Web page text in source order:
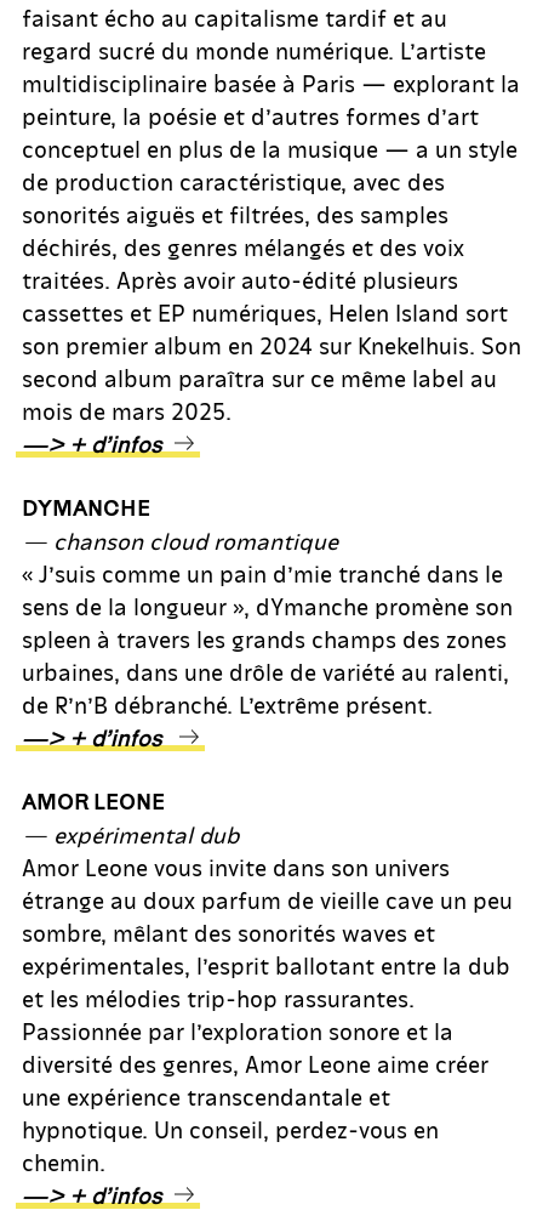
faisant écho au capitalisme tardif et au
regard sucré du monde numérique. L’artiste
multidisciplinaire basée à Paris — explorant la
peinture, la poésie et d’autres formes d’art
conceptuel en plus de la musique — a un style
de production caractéristique, avec des
sonorités aiguës et filtrées, des samples
déchirés, des genres mélangés et des voix
traitées. Après avoir auto-édité plusieurs
cassettes et EP numériques, Helen Island sort
son premier album en 2024 sur Knekelhuis. Son
second album paraîtra sur ce même label au
mois de mars 2025.
—> + d’infos
DYMANCHE
— chanson cloud romantique
« J’suis comme un pain d’mie tranché dans le
sens de la longueur », dYmanche promène son
spleen à travers les grands champs des zones
urbaines, dans une drôle de variété au ralenti,
de R’n’B débranché. L’extrême présent.
—> + d’infos
AMOR LEONE
— expérimental dub
Amor Leone vous invite dans son univers
étrange au doux parfum de vieille cave un peu
sombre, mêlant des sonorités waves et
expérimentales, l’esprit ballotant entre la dub
et les mélodies trip-hop rassurantes.
Passionnée par l’exploration sonore et la
diversité des genres, Amor Leone aime créer
une expérience transcendantale et
hypnotique. Un conseil, perdez-vous en
chemin.
—> + d’infos